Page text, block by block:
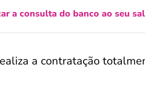
a consulta do banco ao seu
a contratação